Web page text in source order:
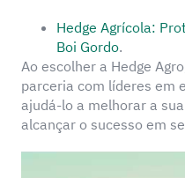
Hedge Agrícola:
Boi Gordo.
Ao escolher a Hedge
parceria com líderes em
ajudá-lo a melhorar a
alcançar o sucesso em